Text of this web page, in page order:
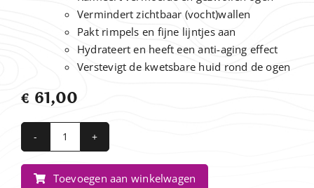
Vermindert zichtbaar (vocht)wallen
Pakt rimpels en fijne lijntjes aan
Hydrateert en heeft een anti-aging effect
Verstevigt de kwetsbare huid rond de ogen
€ 61,00
Ormedic
Balancing
Eye
Toevoegen aan winkelwagen